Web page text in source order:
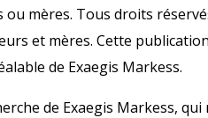
mères. Tous droits
et mères. Cette
de Exaegis Markess.
de Exaegis Markess,